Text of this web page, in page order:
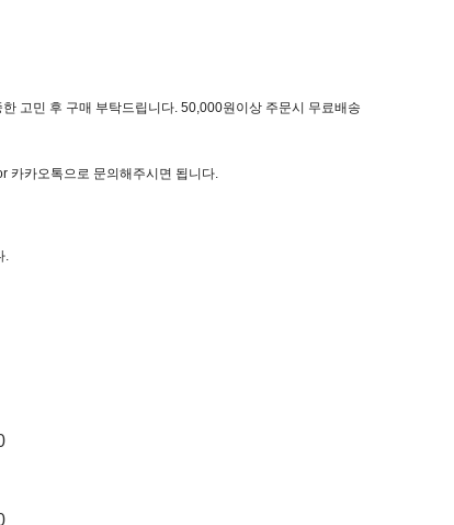
고민 후 구매 부탁드립니다. 50,000원이상 주문시 무료배송
카카오톡으로 문의해주시면 됩니다.
.